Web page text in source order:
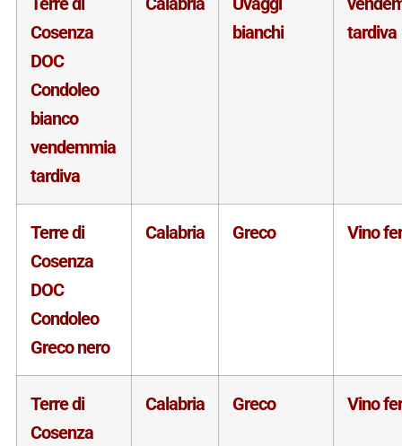
Cosenza
DOC
Condoleo
bianco
vendemmia
tardiva
bianchi
tardiva
Terre di
Cosenza
DOC
Condoleo
Greco nero
Calabria Greco Vino
Terre di
Cosenza
Calabria Greco Vino